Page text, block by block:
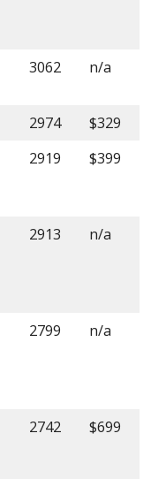
3062 n/a
2974
$329
2919 $399
2913 n/a
2799 n/a
2742 $699